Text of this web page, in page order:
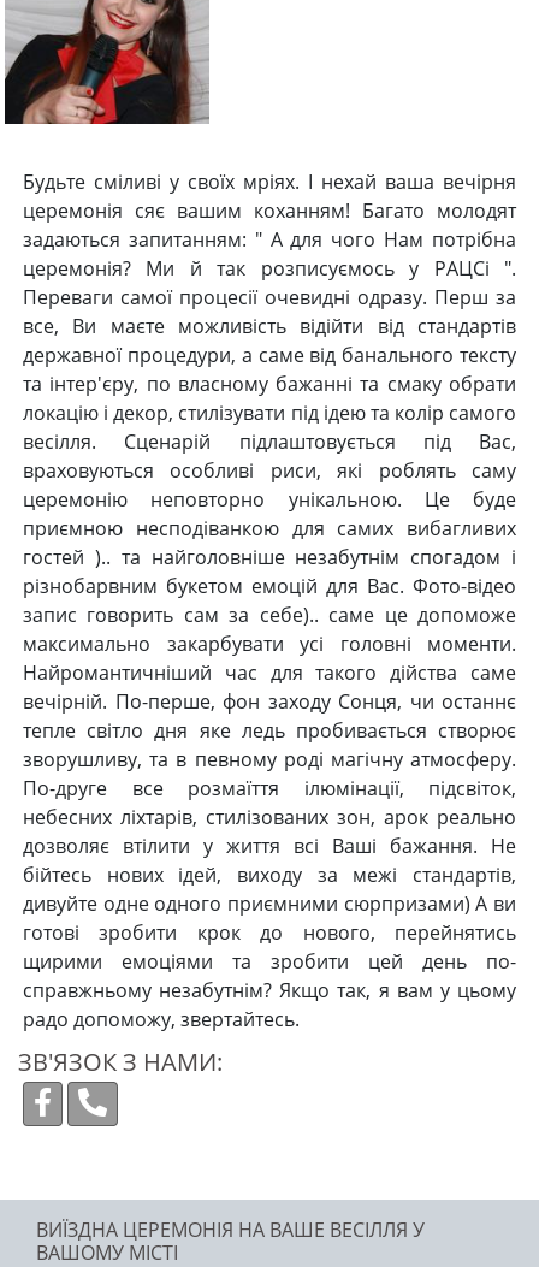
Будьте сміливі у своїх мріях. І нехай ваша вечірня
церемонія сяє вашим коханням! Багато молодят
задаються запитанням: " А для чого Нам потрібна
церемонія? Ми й так розписуємось у РАЦСі ".
Переваги самої процесії очевидні одразу. Перш за
все, Ви маєте можливість відійти від стандартів
державної процедури, а саме від банального тексту
та інтер'єру, по власному бажанні та смаку обрати
локацію і декор, стилізувати під ідею та колір самого
весілля. Сценарій підлаштовується під Вас,
враховуються особливі риси, які роблять саму
церемонію неповторно унікальною. Це буде
приємною несподіванкою для самих вибагливих
гостей ).. та найголовніше незабутнім спогадом і
різнобарвним букетом емоцій для Вас. Фото-відео
запис говорить сам за себе).. саме це допоможе
максимально закарбувати усі головні моменти.
Найромантичніший час для такого дійства саме
вечірній. По-перше, фон заходу Сонця, чи останнє
тепле світло дня яке ледь пробивається створює
зворушливу, та в певному роді магічну атмосферу.
По-друге все розмаїття ілюмінації, підсвіток,
небесних ліхтарів, стилізованих зон, арок реально
дозволяє втілити у життя всі Ваші бажання. Не
бійтесь нових ідей, виходу за межі стандартів,
дивуйте одне одного приємними сюрпризами) А ви
готові зробити крок до нового, перейнятись
щирими емоціями та зробити цей день по-
справжньому незабутнім? Якщо так, я вам у цьому
радо допоможу, звертайтесь.
ЗВ'ЯЗОК З НАМИ:
ВИЇЗДНА ЦЕРЕМОНІЯ НА ВАШЕ ВЕСІЛЛЯ У
ВАШОМУ МІСТІ